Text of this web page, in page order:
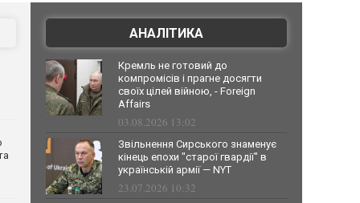
АНАЛІТИКА
Кремль не готовий до
компромісів і прагне досягти
своїх цілей війною, - Foreign
Affairs
03.08.2026 13:02
Звільнення Сирського знаменує
кінець епохи "старої гвардії" в
українській армії — NYT
23.07.2026 10:32